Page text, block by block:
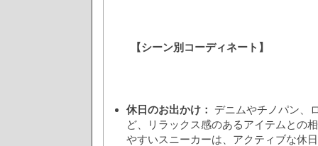
【シーン別コーディネート】
休日のお出かけ：
デニムやチノパン、
ど、リラックス感のあるアイテムとの
やすいスニーカーは、アクティブな休